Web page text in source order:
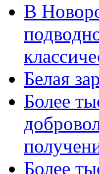
В
Белая
Более
Более